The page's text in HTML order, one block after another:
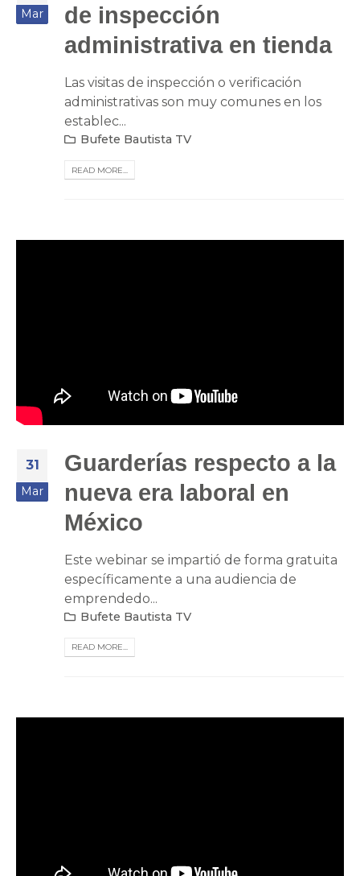
Mar
de inspección
administrativa en tienda
Las visitas de inspección o verificación
administrativas son muy comunes en los
establec...
Bufete Bautista TV
READ MORE...
31
Mar
Guarderías respecto a la
nueva era laboral en
México
Este webinar se impartió de forma gratuita
específicamente a una audiencia de
emprendedo...
Bufete Bautista TV
READ MORE...